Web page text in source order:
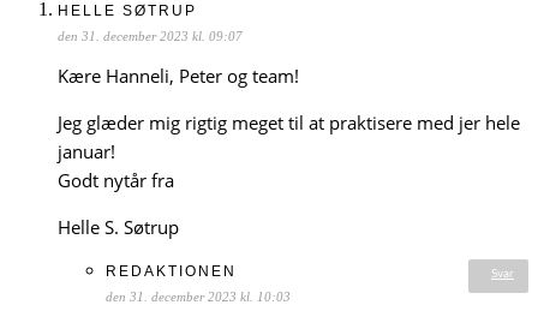
HELLE SØTRUP
den 31. december 2023 kl. 09:07
Kære Hanneli, Peter og team!
Jeg glæder mig rigtig meget til at praktisere med jer hele
januar!
Godt nytår fra
Helle S. Søtrup
Svar
REDAKTIONEN
den 31. december 2023 kl. 10:03